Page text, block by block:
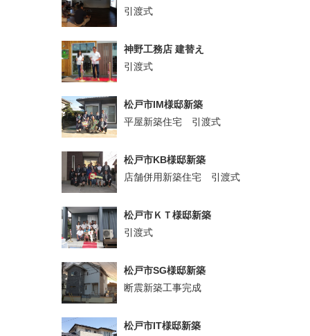
引渡式
神野工務店 建替え
引渡式
松戸市IM様邸新築
平屋新築住宅 引渡式
松戸市KB様邸新築
店舗併用新築住宅 引渡式
松戸市ＫＴ様邸新築
引渡式
松戸市SG様邸新築
断震新築工事完成
松戸市IT様邸新築